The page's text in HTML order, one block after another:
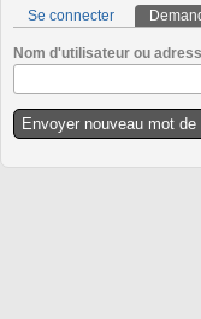
Onglets principaux
Se connecter
Nom d'utilisateur ou